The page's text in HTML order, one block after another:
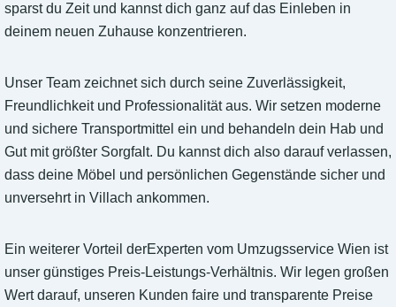
sparst du Zeit und kannst dich ganz auf das Einleben in
deinem neuen Zuhause konzentrieren.
Unser Team zeichnet sich durch seine Zuverlässigkeit,
Freundlichkeit und Professionalität aus. Wir setzen moderne
und sichere Transportmittel ein und behandeln dein Hab und
Gut mit größter Sorgfalt. Du kannst dich also darauf verlassen,
dass deine Möbel und persönlichen Gegenstände sicher und
unversehrt in Villach ankommen.
Ein weiterer Vorteil derExperten vom Umzugsservice Wien ist
unser günstiges Preis-Leistungs-Verhältnis. Wir legen großen
Wert darauf, unseren Kunden faire und transparente Preise